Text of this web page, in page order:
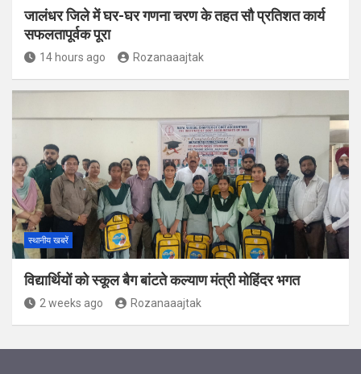
जालंधर जिले में घर-घर गणना चरण के तहत सौ प्रतिशत कार्य
सफलतापूर्वक पूरा
14 hours ago Rozanaaajtak
स्थानीय खबरें
विद्यार्थियों को स्कूल बैग बांटते कल्याण मंत्री मोहिंदर भगत
2 weeks ago Rozanaaajtak